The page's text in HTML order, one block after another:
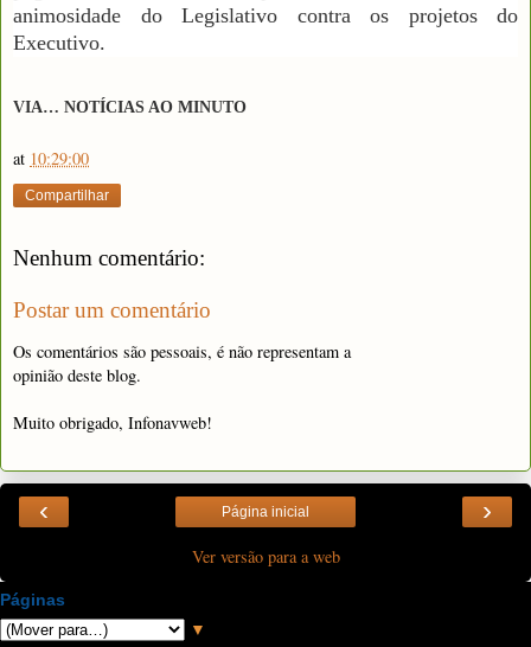
animosidade do Legislativo contra os projetos do
Executivo.
VIA… NOTÍCIAS AO MINUTO
at 10:29:00
Compartilhar
Nenhum comentário:
Postar um comentário
Os comentários são pessoais, é não representam a
opinião deste blog.
Muito obrigado, Infonavweb!
‹ ›
Página inicial
Ver versão para a web
Páginas
▼